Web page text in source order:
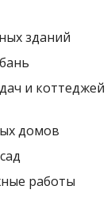
зданий
и коттеджей
домов
работы